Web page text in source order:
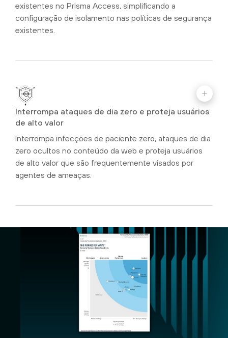
existentes no Prisma Access, simplificando a
configuração de isolamento nas políticas de segurança
existentes.
Interrompa ataques de dia zero e proteja usuários
de alto valor
Interrompa infecções de paciente zero, ataques de dia
zero ocultos no conteúdo da web e proteja usuários
de alto valor que são frequentemente visados por
agentes de ameaças.